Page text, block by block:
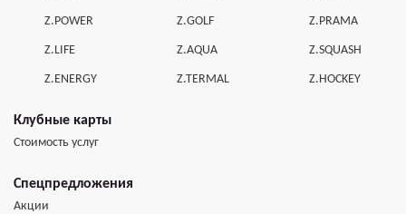
Z.POWER
Z.LIFE
Z.ENERGY
Z.GOLF
Z.AQUA
Z.TERMAL
Z.PRAMA
Z.SQUASH
Z.HOCKEY
Клубные карты
Стоимость услуг
Спецпредложения
Акции